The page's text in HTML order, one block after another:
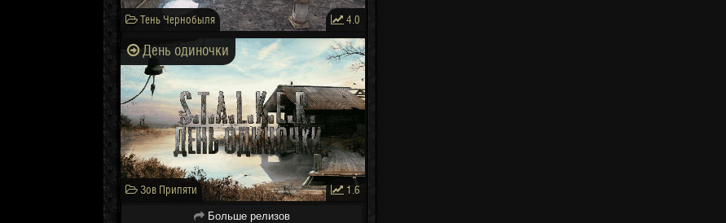
Тень Чернобыля 4.0
День одиночки
Зов Припяти 1.6
Больше релизов